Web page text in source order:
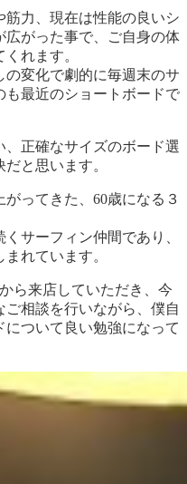
力、現在は性能の良いシ
広がった事で、ご自身の体
れます。
の変化で劇的に毎週末のサ
も最近のショートボードで
、正確なサイズのボード選
と思います。
ってきた、60歳になる３
サーフィン仲間であり、
れています。
ら来店していただき、今
相談を行いながら、僕自
ついて良い勉強になって